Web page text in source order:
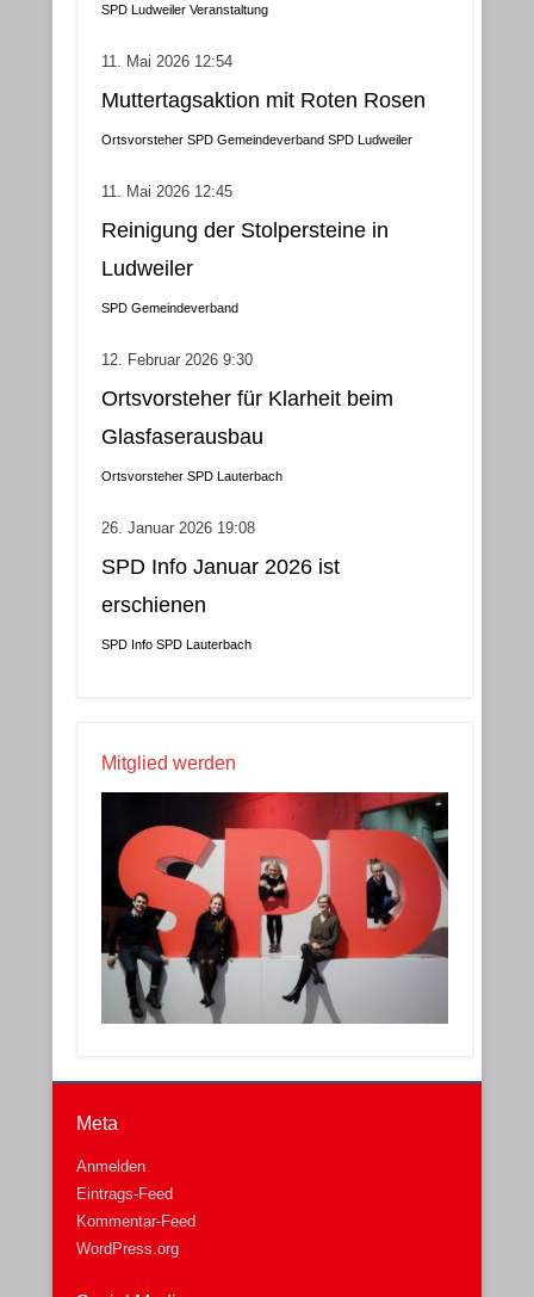
SPD Ludweiler Veranstaltung
11. Mai 2026 12:54
Muttertagsaktion mit Roten Rosen
Ortsvorsteher SPD Gemeindeverband SPD Ludweiler
11. Mai 2026 12:45
Reinigung der Stolpersteine in
Ludweiler
SPD Gemeindeverband
12. Februar 2026 9:30
Ortsvorsteher für Klarheit beim
Glasfaserausbau
Ortsvorsteher SPD Lauterbach
26. Januar 2026 19:08
SPD Info Januar 2026 ist
erschienen
SPD Info SPD Lauterbach
Mitglied werden
Meta
Anmelden
Eintrags-Feed
Kommentar-Feed
WordPress.org